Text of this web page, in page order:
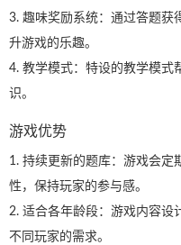
3. 趣味奖励系统：通过答题获
升游戏的乐趣。
4. 教学模式：特设的教学模式
识。
游戏优势
1. 持续更新的题库：游戏会定
性，保持玩家的参与感。
2. 适合各年龄段：游戏内容设
不同玩家的需求。